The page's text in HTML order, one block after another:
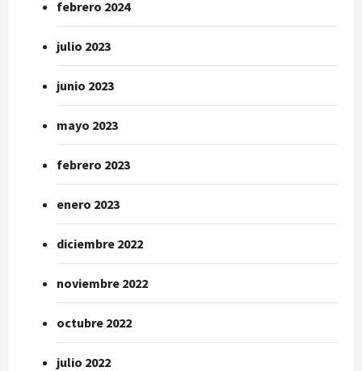
febrero 2024
julio 2023
junio 2023
mayo 2023
febrero 2023
enero 2023
diciembre 2022
noviembre 2022
octubre 2022
julio 2022